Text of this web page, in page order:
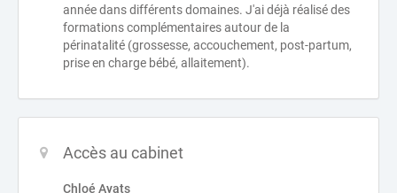
année dans différents domaines. J'ai déjà réalisé des
formations complémentaires autour de la
périnatalité (grossesse, accouchement, post-partum,
prise en charge bébé, allaitement).
Accès au cabinet
Chloé Ayats